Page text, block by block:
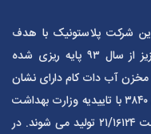
شرکت پلاستونیک با هدف
ارتباط مستقیم و بی واسطه با مشتریان عزیز از سال ۹۳ پایه ریزی شده
مخزن آب دات کام دارای نشان
ملی استاندارد ایران می باشند و از پلی اتیلن ۳۸۴۰ با تاییدیه وزارت بهداشت
درمان و آموزش پزشکی با شماره پروانه ساخت ۲۱/۱۶۱۲۴ تولید می شوند. در